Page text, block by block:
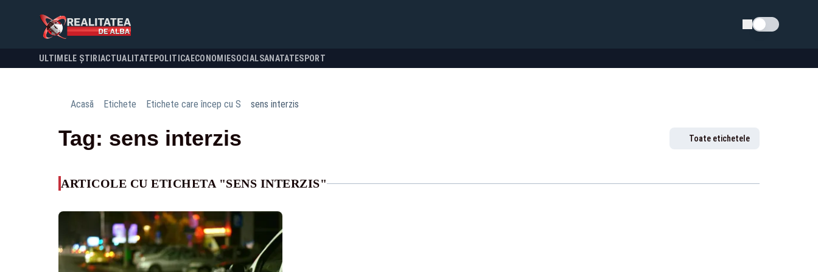
Schimba tema
ULTIMELE ȘTIRI ACTUALITATE POLITICA ECONOMIESOCIALSANATATESPORT
Acasă Etichete Etichete care încep cu S sens interzis
Tag: sens interzis Toate etichetele
ARTICOLE CU ETICHETA "SENS INTERZIS"